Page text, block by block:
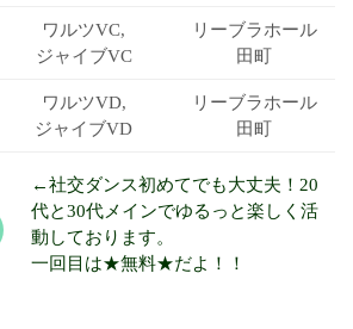
ワルツVC,
ジャイブVC
リーブラホール
田町
ワルツVD,
ジャイブVD
リーブラホール
田町
←社交ダンス初めてでも大丈夫！20
代と30代メインでゆるっと楽しく活
動しております。
一回目は★無料★だよ！！